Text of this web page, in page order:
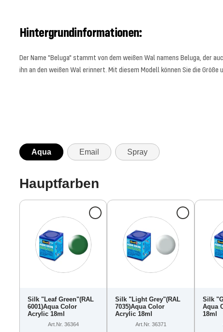
Hintergrundinformationen:
Der Name "Beluga" stammt von dem weißen Wal namens Beluga, der
ihn an den weißen Wal erinnert. Mit diesem Modell können Sie die
Aqua Email Spray
Hauptfarben
Silk "Leaf Green"(RAL
6001)Aqua Color
Acrylic 18ml
Art.Nr. 36364
Silk "Light Grey"(RAL
7035)Aqua Color
Acrylic 18ml
Art.Nr. 36371
Silk
Aqua
18ml